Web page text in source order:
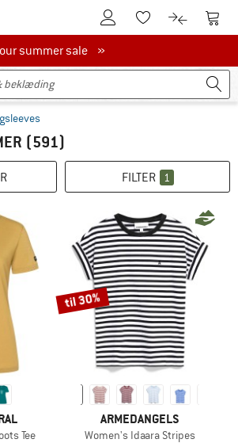
Til kundekontoenTil huskesedlen.
Til Til
summer sale
our summer sale »
(591)
FILTER 1
Tee
til 30%
ARMEDANGELS
Women's Idaara Stripes